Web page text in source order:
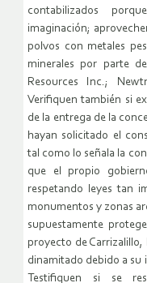
contabilizados
imaginación;
polvos con metales
minerales por parte
Resources Inc.;
Verifiquen también si
de la entrega de la
hayan solicitado el
tal como lo señala la
que el propio
respetando leyes tan
monumentos y zonas
supuestamente
proyecto de
dinamitado debido a su
Testifiquen si se